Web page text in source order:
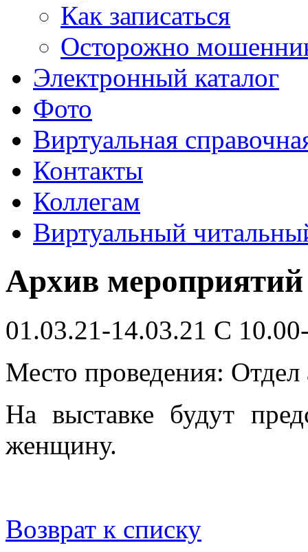
Как записаться
Осторожно
Электронный каталог
Фото
Виртуальная
Контакты
Коллегам
Виртуальный
Архив мероприятий
01.03.21-14.03.21 С
Место проведения: Отдел
На выставке будут
женщину.
Возврат к списку